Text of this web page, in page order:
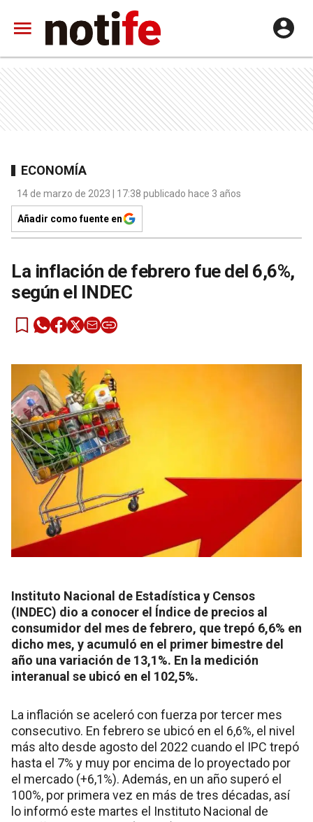
ECONOMÍA
14 de marzo de 2023 | 17:38 publicado hace 3 años
Añadir como fuente en
La inflación de febrero fue del 6,6%,
según el INDEC
Instituto Nacional de Estadística y Censos
(INDEC) dio a conocer el Índice de precios al
consumidor del mes de febrero, que trepó 6,6% en
dicho mes, y acumuló en el primer bimestre del
año una variación de 13,1%. En la medición
interanual se ubicó en el 102,5%.
La inflación se aceleró con fuerza por tercer mes
consecutivo. En febrero se ubicó en el 6,6%, el nivel
más alto desde agosto del 2022 cuando el IPC trepó
hasta el 7% y muy por encima de lo proyectado por
el mercado (+6,1%). Además, en un año superó el
100%, por primera vez en más de tres décadas, así
lo informó este martes el Instituto Nacional de